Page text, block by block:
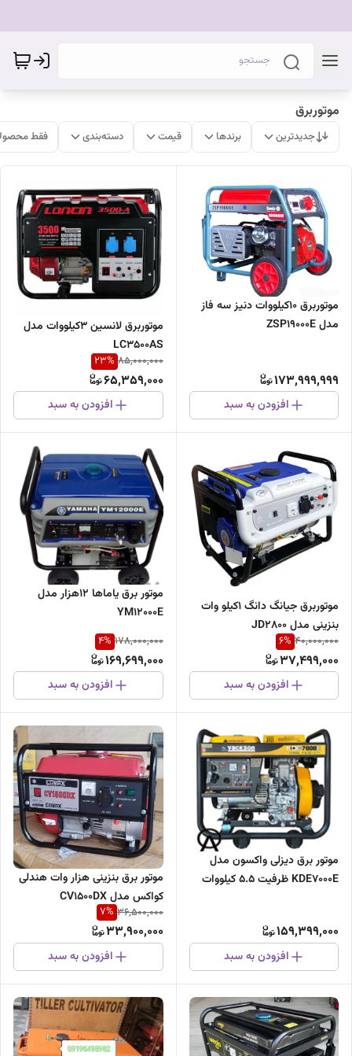
موتوربرق
جدیدترین برندها قیمت دسته‌بندی فقط
موتوربرق 10کیلووات دنیز سه فاز
مدل ZSP19000E
173,999,999
افزودن به سبد
موتوربرق لانسین 3کیلووات مدل
LC3500AS
85,000,000
23%
65,359,000
افزودن به سبد
موتوربرق جیانگ دانگ 1کیلو وات
بنزینی مدل JD2800
40,000,000
6%
37,499,000
افزودن به سبد
موتور برق یاماها 12هزار مدل
YM12000E
178,000,000
4%
169,699,000
افزودن به سبد
موتور برق دیزلی واکسون مدل
KDE7000E ظرفیت ۵.۵ کیلووات
159,399,000
افزودن به سبد
موتور برق بنزینی هزار وات هندلی
کواکس مدل CV1500DX
36,500,000
7%
33,900,000
افزودن به سبد